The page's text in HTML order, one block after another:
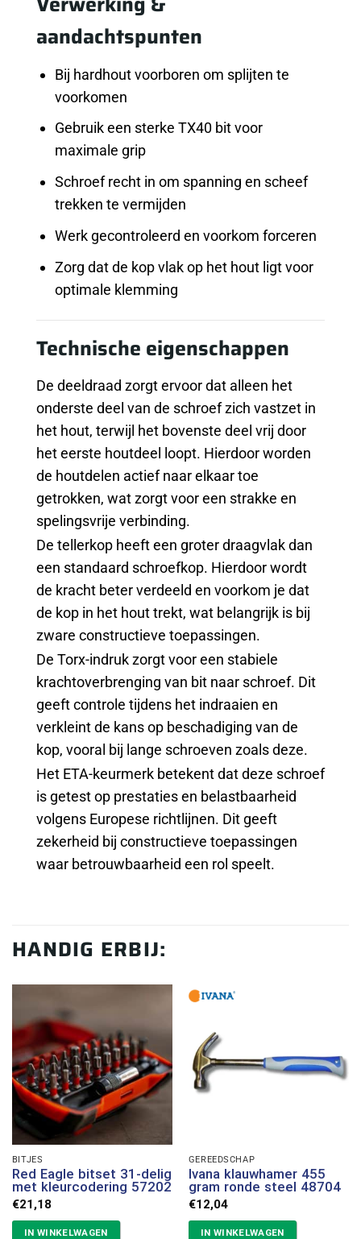
aandachtspunten
Bij hardhout voorboren om splijten te
voorkomen
Gebruik een sterke TX40 bit voor
maximale grip
Schroef recht in om spanning en scheef
trekken te vermijden
Werk gecontroleerd en voorkom forceren
Zorg dat de kop vlak op het hout ligt voor
optimale klemming
Technische eigenschappen
De deeldraad zorgt ervoor dat alleen het
onderste deel van de schroef zich vastzet in
het hout, terwijl het bovenste deel vrij door
het eerste houtdeel loopt. Hierdoor worden
de houtdelen actief naar elkaar toe
getrokken, wat zorgt voor een strakke en
spelingsvrije verbinding.
De tellerkop heeft een groter draagvlak dan
een standaard schroefkop. Hierdoor wordt
de kracht beter verdeeld en voorkom je dat
de kop in het hout trekt, wat belangrijk is bij
zware constructieve toepassingen.
De Torx-indruk zorgt voor een stabiele
krachtoverbrenging van bit naar schroef. Dit
geeft controle tijdens het indraaien en
verkleint de kans op beschadiging van de
kop, vooral bij lange schroeven zoals deze.
Het ETA-keurmerk betekent dat deze schroef
is getest op prestaties en belastbaarheid
volgens Europese richtlijnen. Dit geeft
zekerheid bij constructieve toepassingen
waar betrouwbaarheid een rol speelt.
HANDIG ERBIJ:
BITJES
Red Eagle bitset 31-delig
met kleurcodering 57202
€21,18
IN WINKELWAGEN
GEREEDSCHAP
Ivana klauwhamer 455
gram ronde steel 48704
€12,04
IN WINKELWAGEN